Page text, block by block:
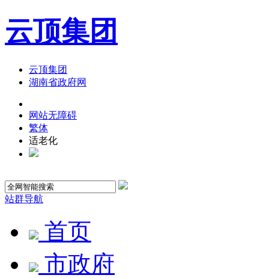
云顶集团
云顶集团
湖南省政府网
网站无障碍
繁体
适老化
站群导航
首页
市政府